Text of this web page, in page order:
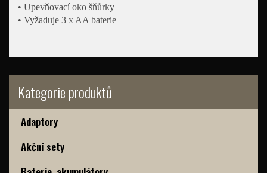
Kategorie produktů
Adaptory
Akční sety
• Upevňovací oko šňůrky
• Vyžaduje 3 x AA baterie